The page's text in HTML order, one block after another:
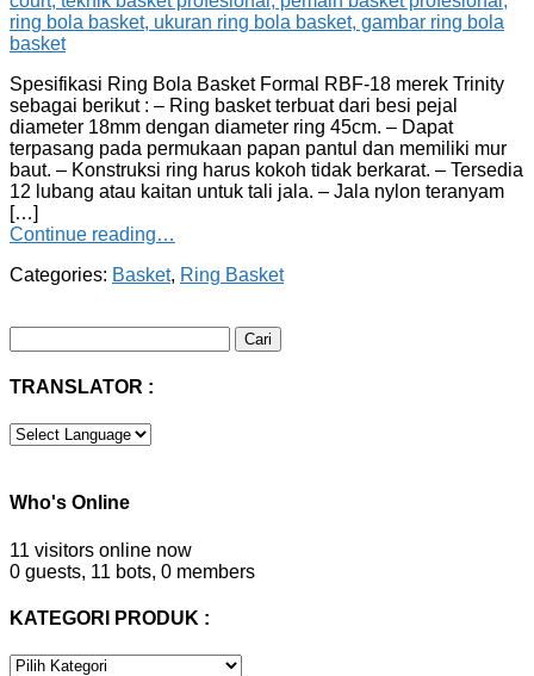
Spesifikasi Ring Bola Basket Formal RBF-18 merek Trinity
sebagai berikut : – Ring basket terbuat dari besi pejal
diameter 18mm dengan diameter ring 45cm. – Dapat
terpasang pada permukaan papan pantul dan memiliki mur
baut. – Konstruksi ring harus kokoh tidak berkarat. – Tersedia
12 lubang atau kaitan untuk tali jala. – Jala nylon teranyam
[…]
Continue reading…
Categories: Basket, Ring Basket
untuk:
TRANSLATOR :
Who's Online
11 visitors online now
0 guests, 11 bots, 0 members
KATEGORI PRODUK :
KATEGORI